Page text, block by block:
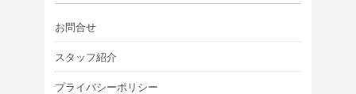
お問合せ
スタッフ紹介
プライバシーポリシー